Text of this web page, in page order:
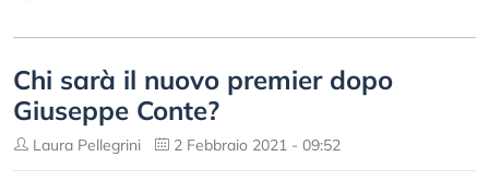
Chi sarà il nuovo premier dopo
Giuseppe Conte?
Laura Pellegrini 2 Febbraio 2021 - 09:52